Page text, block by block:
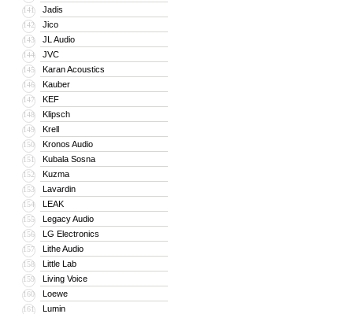
141 Jadis
142 Jico
143 JL Audio
144 JVC
145 Karan Acoustics
146 Kauber
147 KEF
148 Klipsch
149 Krell
150 Kronos Audio
151 Kubala Sosna
152 Kuzma
153 Lavardin
154 LEAK
155 Legacy Audio
156 LG Electronics
157 Lithe Audio
158 Little Lab
159 Living Voice
160 Loewe
161 Lumin